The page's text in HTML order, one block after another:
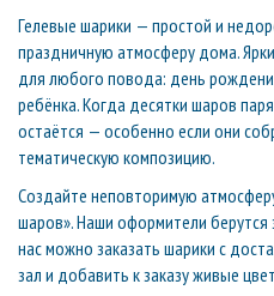
Гелевые шарики — простой и
праздничную атмосферу дома.
для любого повода: день
ребёнка. Когда десятки шаров
остаётся — особенно если они
тематическую композицию.
Создайте неповторимую
шаров». Наши оформители
нас можно заказать шарики с
зал и добавить к заказу живые